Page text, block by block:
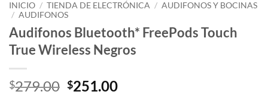
INICIO / TIENDA DE ELECTRÓNICA / AUDIFONOS Y BOCINAS
/ AUDIFONOS
Audifonos Bluetooth* FreePods Touch
True Wireless Negros
$279.00 Original
$251.00Current